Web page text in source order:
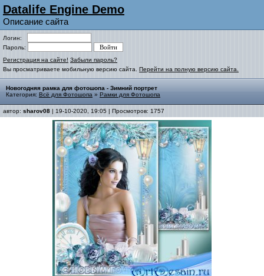
Datalife Engine Demo
Описание сайта
Логин:
Пароль:
Регистрация на сайте! Забыли пароль?
Вы просматриваете мобильную версию сайта. Перейти на полную версию сайта.
Новогодняя рамка для фотошопа - Зимний портрет
Категория: Всё для Фотошопа » Рамки для Фотошопа
автор: sharov08 | 19-10-2020, 19:05 | Просмотров: 1757